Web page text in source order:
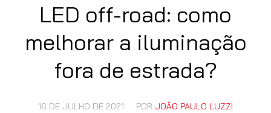
LED off-road: como
melhorar a iluminação
fora de estrada?
16 DE JULHO DE 2021 POR JOÃO PAULO LUZZI